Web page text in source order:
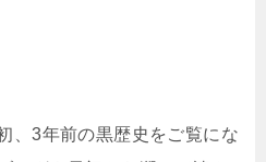
、3年前の黒歴史をご覧にな